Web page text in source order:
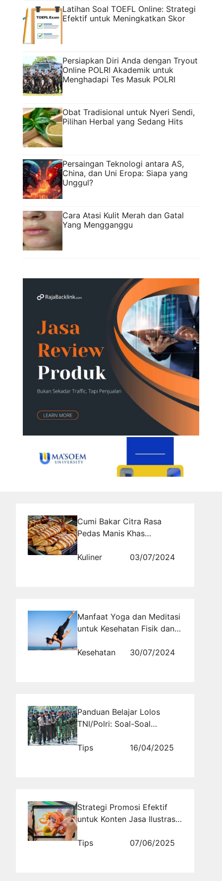
Latihan Soal TOEFL Online: Strategi
Efektif untuk Meningkatkan Skor
Persiapkan Diri Anda dengan Tryout
Online POLRI Akademik untuk
Menghadapi Tes Masuk POLRI
Obat Tradisional untuk Nyeri Sendi,
Pilihan Herbal yang Sedang Hits
Persaingan Teknologi antara AS,
China, dan Uni Eropa: Siapa yang
Unggul?
Cara Atasi Kulit Merah dan Gatal
Yang Mengganggu
Cumi Bakar Citra Rasa
Pedas Manis Khas
Kuliner
03/07/2024
Manfaat Yoga dan Meditasi
untuk Kesehatan Fisik dan
Kesehatan
30/07/2024
Panduan Belajar Lolos
TNI/Polri: Soal-Soal
Mengerjakannya
Tips 16/04/2025
Strategi Promosi Efektif
untuk Konten Jasa Ilustrasi
Rajakomen.com
Tips 07/06/2025